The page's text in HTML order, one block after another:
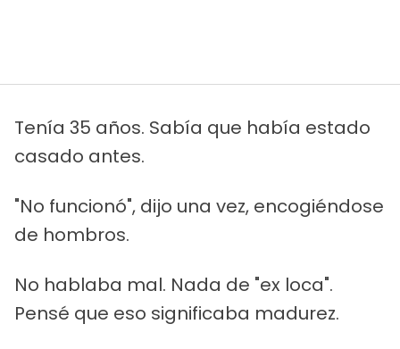
Tenía 35 años. Sabía que había estado
casado antes.
"No funcionó", dijo una vez, encogiéndose
de hombros.
No hablaba mal. Nada de "ex loca".
Pensé que eso significaba madurez.